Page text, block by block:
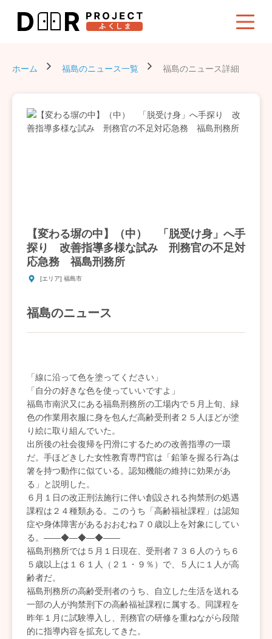
ホーム 福島のニュース一覧 福島のニュース詳細
【変わる塀の中】（中） 「脱受け身」へ手
探り 改善指導多様な試み 刑務官の不足対
応急務 福島刑務所
[エリア] 福島市
福島のニュース
「線に沿って色を塗ってください」
「自分の好きな色を使っていいですよ」
福島市南沢又にある福島刑務所の工場内で５月上旬、緑
色の作業用衣服に身を包んだ高齢受刑者２５人ほどが塗
り絵に取り組んでいた。
出所後の社会復帰を円滑にするための改善指導の一環
だ。手ほどきした女性教育専門官は「鉛筆を握る行為は
箸を持つ動作に似ている。認知機能の維持に効果があ
る」と説明した。
６月１日の改正刑法施行に伴い創設される拘禁刑の処遇
課程は２４種類ある。このうち「高齢福祉課程」は認知
症や身体障害があるおおむね７０歳以上を対象にしてい
る。――◆―◆―◆――
福島刑務所では５月１日現在、受刑者７３６人のうち６
５歳以上は１６１人（２１・９％）で、５人に１人が高
齢者だ。
福島刑務所の高齢受刑者のうち、自立した生活を送れる
一部の人が拘禁刑下の高齢福祉課程に属する。同課程を
昨年１月に試験導入し、刑務官の研修を重ねながら段階
的に指導内容を拡充してきた。